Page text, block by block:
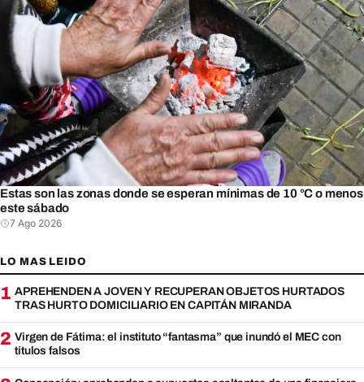
Estas son las zonas donde se esperan mínimas de 10 °C o menos
este sábado
7 Ago 2026
LO MAS LEIDO
1 APREHENDEN A JOVEN Y RECUPERAN OBJETOS HURTADOS
TRAS HURTO DOMICILIARIO EN CAPITÁN MIRANDA
2 Virgen de Fátima: el instituto “fantasma” que inundó el MEC con
títulos falsos